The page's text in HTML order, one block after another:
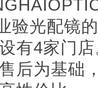
验光配镜
有4家门
后为基础